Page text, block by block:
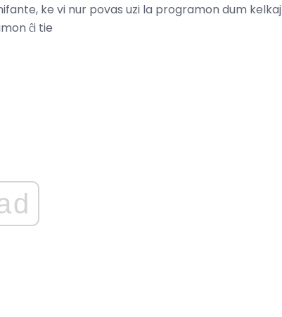
ke vi nur povas uzi la programon dum kelkaj
ĉi tie